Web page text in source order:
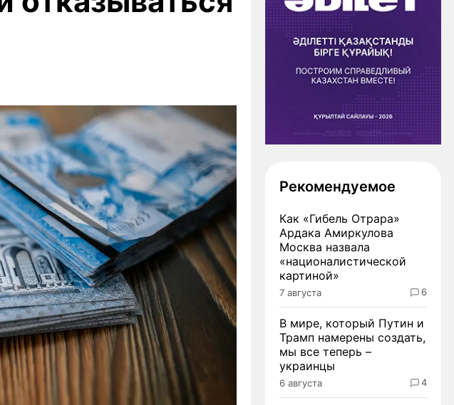
Рекомендуемое
Как «Гибель Отрара»
Ардака Амиркулова
Москва назвала
«националистической
картиной»
7 августа 6
В мире, который Путин и
Трамп намерены создать,
мы все теперь –
украинцы
6 августа 4